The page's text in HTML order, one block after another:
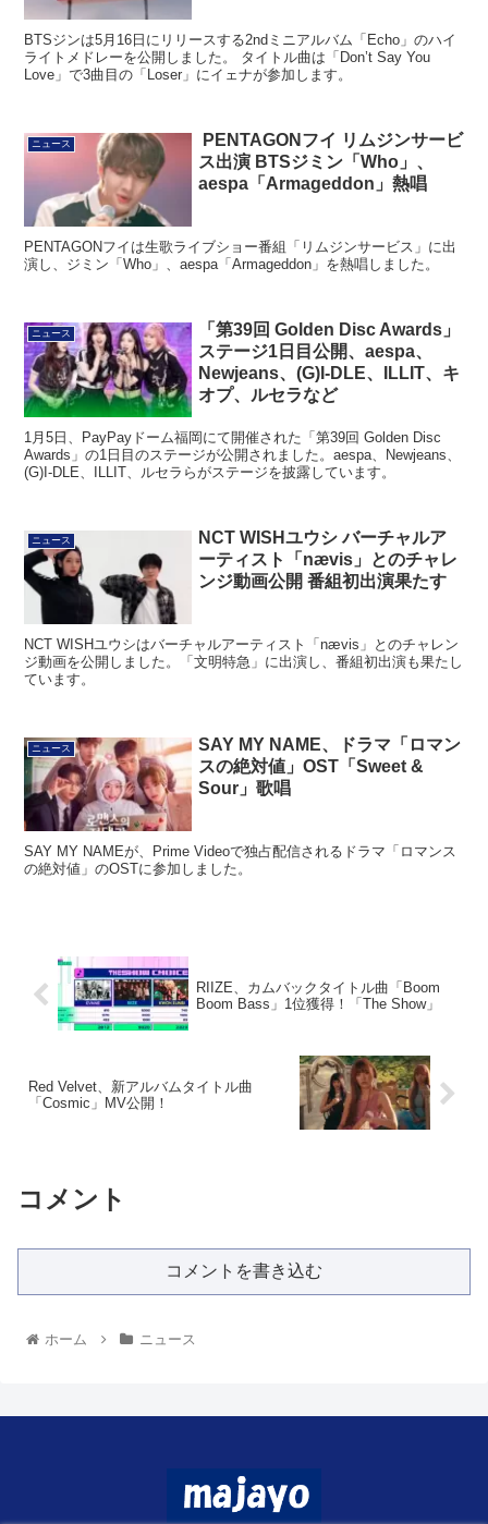
BTSジンは5月16日にリリースする2ndミニアルバム「Echo」のハイ
ライトメドレーを公開しました。 タイトル曲は「Don’t Say You
Love」で3曲目の「Loser」にイェナが参加します。
ニュース
PENTAGONフイ リムジンサービ
ス出演 BTSジミン「Who」、
aespa「Armageddon」熱唱
PENTAGONフイは生歌ライブショー番組「リムジンサービス」に出
演し、ジミン「Who」、aespa「Armageddon」を熱唱しました。
ニュース
「第39回 Golden Disc Awards」
ステージ1日目公開、aespa、
Newjeans、(G)I-DLE、ILLIT、キ
オプ、ルセラなど
1月5日、PayPayドーム福岡にて開催された「第39回 Golden Disc
Awards」の1日目のステージが公開されました。aespa、Newjeans、
(G)I-DLE、ILLIT、ルセラらがステージを披露しています。
ニュース
NCT WISHユウシ バーチャルア
ーティスト「nævis」とのチャレ
ンジ動画公開 番組初出演果たす
NCT WISHユウシはバーチャルアーティスト「nævis」とのチャレン
ジ動画を公開しました。「文明特急」に出演し、番組初出演も果たし
ています。
ニュース
SAY MY NAME、ドラマ「ロマン
スの絶対値」OST「Sweet &
Sour」歌唱
SAY MY NAMEが、Prime Videoで独占配信されるドラマ「ロマンス
の絶対値」のOSTに参加しました。
RIIZE、カムバックタイトル曲「Boom
Boom Bass」1位獲得！「The Show」
Red Velvet、新アルバムタイトル曲
「Cosmic」MV公開！
コメント
コメントを書き込む
ホーム ニュース